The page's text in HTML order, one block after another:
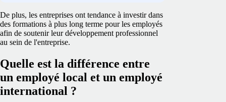
De plus, les entreprises ont tendance à investir dans
des formations à plus long terme pour les employés
afin de soutenir leur développement professionnel
au sein de l'entreprise.
Quelle est la différence entre
un employé local et un employé
international ?